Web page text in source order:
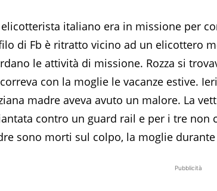
italiano era in missione per
di Fb è ritratto vicino ad un elicottero
le attività di missione. Rozza si
con la moglie le vacanze estive.
madre aveva avuto un malore. La
contro un guard rail e per i tre non
sono morti sul colpo, la moglie
Pubblicità